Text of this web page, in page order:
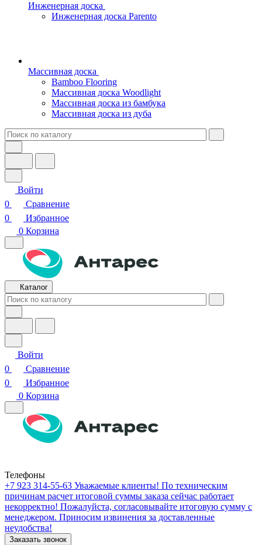
Инженерная доска
Инженерная доска Parento
Массивная доска
Bamboo Flooring
Массивная доска Woodlight
Массивная доска из бамбука
Массивная доска из дуба
Войти
0
Сравнение
0
Избранное
0 Корзина
Каталог
Войти
0
Сравнение
0
Избранное
0 Корзина
Телефоны
+7 923 314-55-63 Уважаемые клиенты! По техническим
причинам расчет итоговой суммы заказа сейчас работает
некорректно! Пожалуйста, согласовывайте итоговую сумму с
менеджером. Приносим извинения за доставленные
неудобства!
Заказать звонок